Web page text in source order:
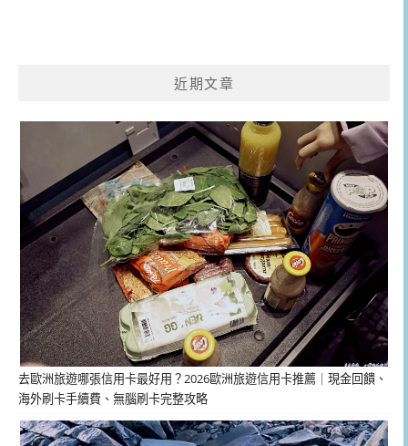
近期文章
去歐洲旅遊哪張信用卡最好用？2026歐洲旅遊信用卡推薦｜現金回饋、
海外刷卡手續費、無腦刷卡完整攻略